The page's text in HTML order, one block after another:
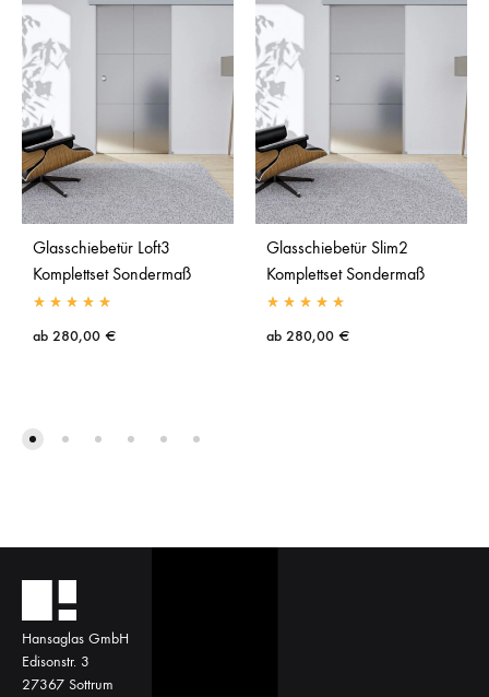
Glasschiebetür Loft3
Komplettset Sondermaß
ab 280,00 €
Glasschiebetür Slim2
Komplettset Sondermaß
ab 280,00 €
Hansaglas GmbH
Edisonstr. 3
27367 Sottrum